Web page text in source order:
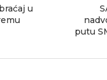
u
putu